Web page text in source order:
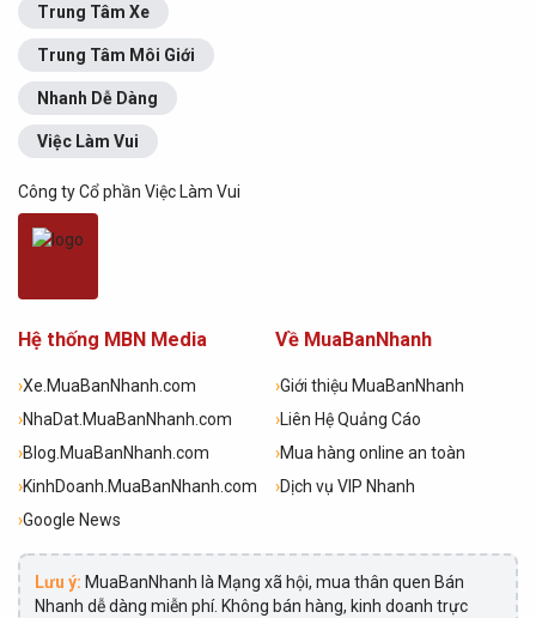
Trung Tâm Xe
Trung Tâm Môi Giới
Nhanh Dễ Dàng
Việc Làm Vui
Công ty Cổ phần Việc Làm Vui
Hệ thống MBN Media
›Xe.MuaBanNhanh.com
›NhaDat.MuaBanNhanh.com
›Blog.MuaBanNhanh.com
›KinhDoanh.MuaBanNhanh.com
›Google News
Về MuaBanNhanh
›Giới thiệu MuaBanNhanh
›Liên Hệ Quảng Cáo
›Mua hàng online an toàn
›Dịch vụ VIP Nhanh
Lưu ý: MuaBanNhanh là Mạng xã hội, mua thân quen Bán
Nhanh dễ dàng miễn phí. Không bán hàng, kinh doanh trực